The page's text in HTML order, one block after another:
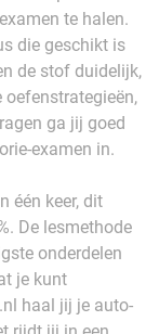
te halen.
die geschikt is
de stof duidelijk,
ga jij goed
examen in.
één keer, dit
De lesmethode
onderdelen
je kunt
haal jij je auto-